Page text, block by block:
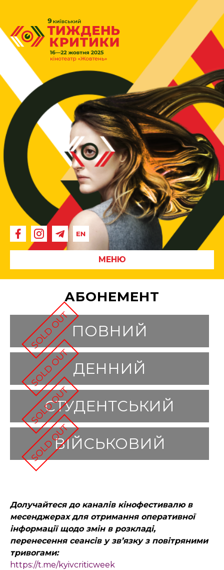
МЕНЮ
АБОНЕМЕНТ
ПОВНИЙ
ДЕННИЙ
СТУДЕНТСЬКИЙ
ВІЙСЬКОВИЙ
Долучайтеся до каналів кінофестивалю в
месенджерах для отримання оперативної
інформації щодо змін в розкладі,
перенесення сеансів у зв’язку з повітряними
тривогами:
https://t.me/kyivcriticweek